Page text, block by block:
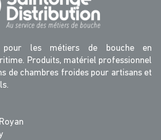
pour les métiers de bouche en
Produits, matériel professionnel
de chambres froides pour artisans et